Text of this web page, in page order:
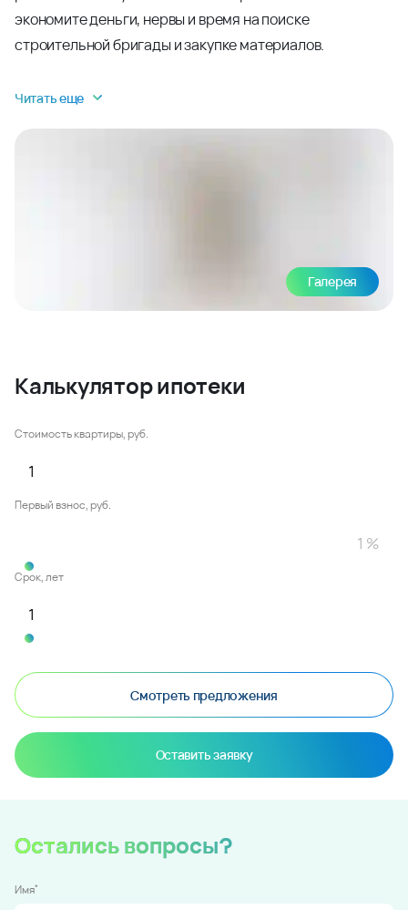
экономите деньги, нервы и время на поиске
строительной бригады и закупке материалов.
Читать еще
Галерея
Калькулятор ипотеки
Стоимость квартиры, руб.
Первый взнос, руб.
Срок, лет
Смотреть предложения
Оставить заявку
Остались вопросы?
Имя*